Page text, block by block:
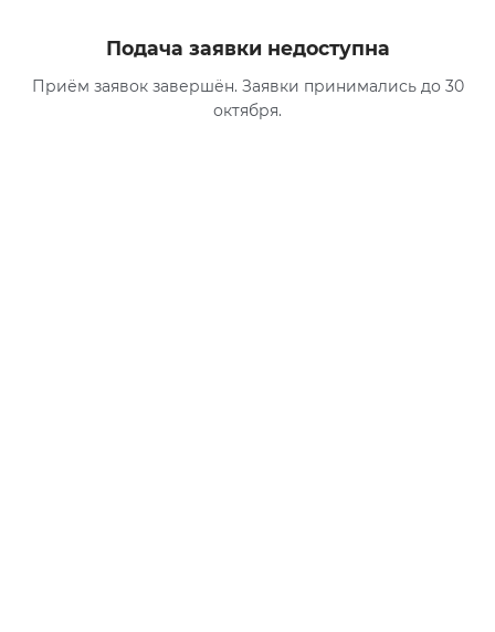
Подача заявки недоступна
Приём заявок завершён. Заявки принимались до 30
октября.